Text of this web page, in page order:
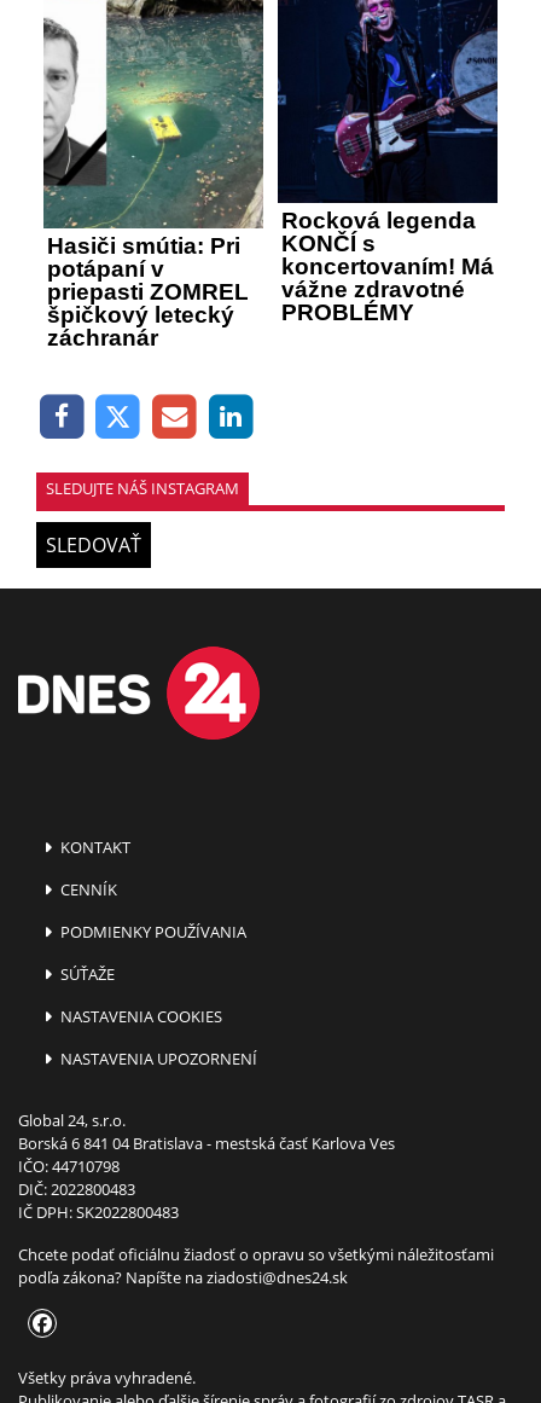
Hasiči smútia: Pri
potápaní v
priepasti ZOMREL
špičkový letecký
záchranár
Rocková legenda
KONČÍ s
koncertovaním! Má
vážne zdravotné
PROBLÉMY
SLEDUJTE NÁŠ INSTAGRAM
SLEDOVAŤ
KONTAKT
CENNÍK
PODMIENKY POUŽÍVANIA
SÚŤAŽE
NASTAVENIA COOKIES
NASTAVENIA UPOZORNENÍ
Global 24, s.r.o.
Borská 6 841 04 Bratislava - mestská časť Karlova Ves
IČO: 44710798
DIČ: 2022800483
IČ DPH: SK2022800483
Chcete podať oficiálnu žiadosť o opravu so všetkými náležitosťami
podľa zákona? Napíšte naziadosti@dnes24.sk
Všetky práva vyhradené.